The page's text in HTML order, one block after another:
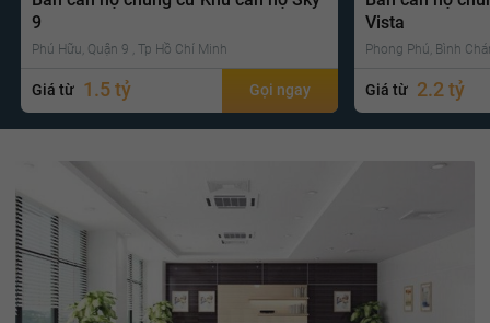
9
Phú Hữu, Quận 9 , Tp Hồ Chí Minh
Giá từ 1.5 tỷ Gọi ngay
Vista
Phong Phú, Bình
Giá từ 2.2 tỷ